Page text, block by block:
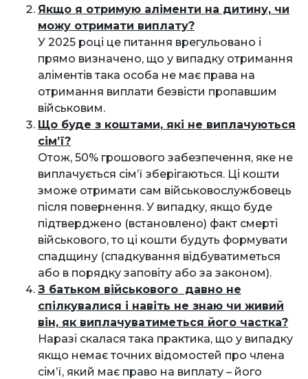
Якщо я отримую аліменти на дитину, чи
можу отримати виплату?
У 2025 році це питання врегульовано і
прямо визначено, що у випадку отримання
аліментів така особа не має права на
отримання виплати безвісти пропавшим
військовим.
Що буде з коштами, які не виплачуються
сім’ї?
Отож, 50% грошового забезпечення, яке не
виплачується сім’ї зберігаються. Ці кошти
зможе отримати сам військовослужбовець
після повернення. У випадку, якщо буде
підтверджено (встановлено) факт смерті
військового, то ці кошти будуть формувати
спадщину (спадкування відбуватиметься
або в порядку заповіту або за законом).
З батьком військового давно не
спілкувалися і навіть не знаю чи живий
він, як виплачуватиметься його частка?
Наразі скалася така практика, що у випадку
якщо немає точних відомостей про члена
сім’ї, який має право на виплату – його